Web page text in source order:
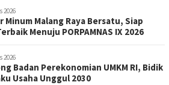
2026
Minum Malang Raya Bersatu, Siap
Menuju PORPAMNAS IX 2026
2026
Badan Perekonomian UMKM RI, Bidik
Usaha Unggul 2030